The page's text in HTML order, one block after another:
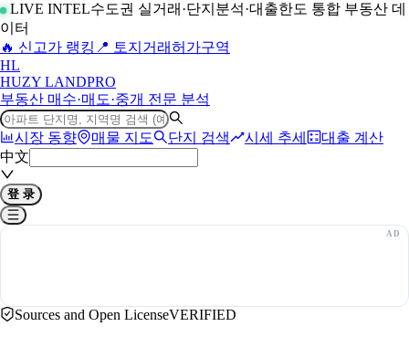
LIVE INTEL수도권 실거래·단지분석·대출한도 통합 부동산 데
이터
🔥 신고가 랭킹 📍 토지거래허가구역
HL
HUZY LANDPRO
부동산 매수·매도·중개 전문 분석
시장 동향 매물 지도 단지 검색 시세 추세
대출 계산
中文
登 录
Sources and Open LicenseVERIFIED